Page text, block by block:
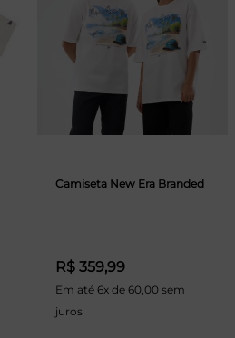
Camiseta New Era Branded
R$ 359,99
Em até 6x de 60,00 sem
juros